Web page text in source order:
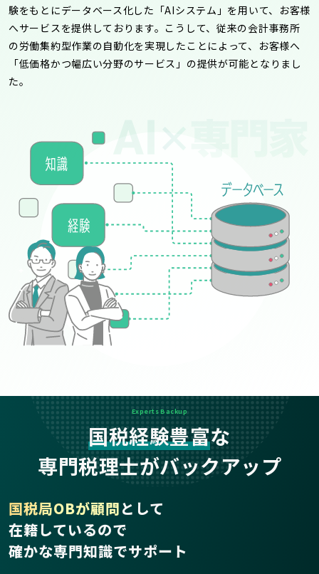
験をもとにデータベース化した「AIシステム」を用いて、お客様
へサービスを提供しております。こうして、従来の会計事務所
の労働集約型作業の自動化を実現したことによって、お客様へ
「低価格かつ幅広い分野のサービス」の提供が可能となりまし
た。
Experts Backup
国税経験豊富な
専門税理士がバックアップ
国税局OBが顧問として
在籍しているので
確かな専門知識でサポート